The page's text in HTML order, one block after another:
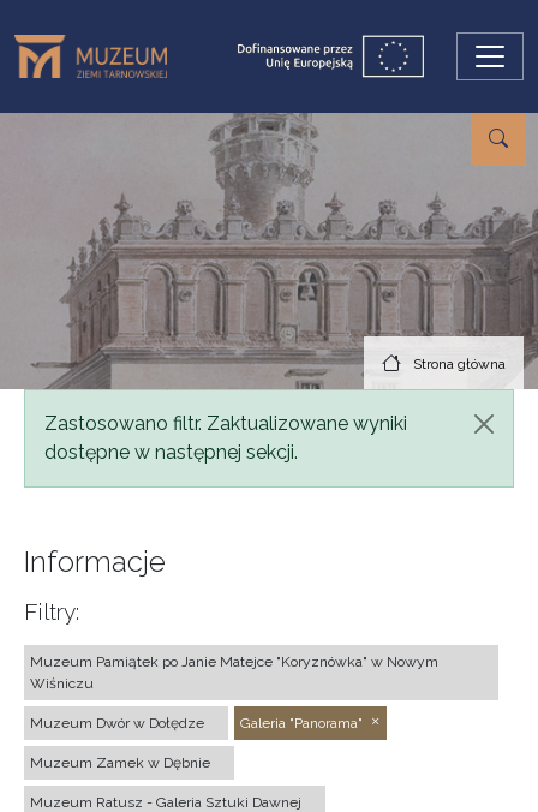
Strona główna
Komunikat
Zastosowano filtr. Zaktualizowane wyniki
dostępne w następnej sekcji.
Informacje
Filtry:
Muzeum Pamiątek po Janie Matejce "Koryznówka" w Nowym
Wiśniczu
Muzeum Dwór w Dołędze Galeria "Panorama"
Muzeum Zamek w Dębnie
Muzeum Ratusz - Galeria Sztuki Dawnej